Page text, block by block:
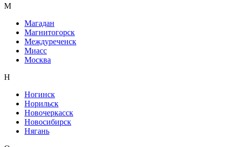
М
Магадан
Магнитогорск
Междуреченск
Миасс
Москва
Н
Ногинск
Норильск
Новочеркасск
Новосибирск
Нягань